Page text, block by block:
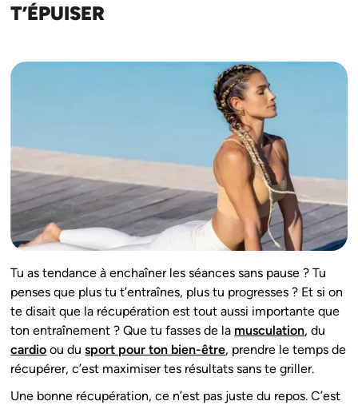
T’ÉPUISER
Tu as tendance à enchaîner les séances sans pause ? Tu
penses que plus tu t’entraînes, plus tu progresses ? Et si on
te disait que la récupération est tout aussi importante que
ton entraînement ? Que tu fasses de la musculation, du
cardio ou dusport pour ton bien-être, prendre le temps de
récupérer, c’est maximiser tes résultats sans te griller.
Une bonne récupération, ce n’est pas juste du repos. C’est